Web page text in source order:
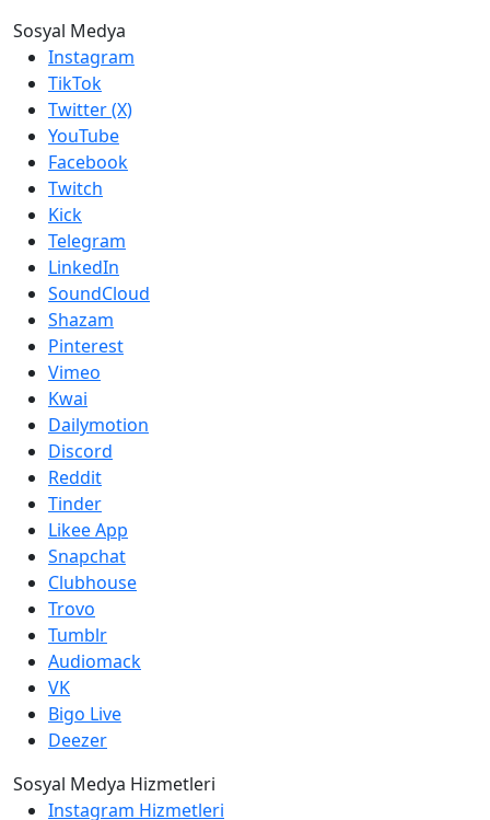
Sosyal Medya
Instagram
TikTok
Twitter (X)
YouTube
Facebook
Twitch
Kick
Telegram
LinkedIn
SoundCloud
Shazam
Pinterest
Vimeo
Kwai
Dailymotion
Discord
Reddit
Tinder
Likee App
Snapchat
Clubhouse
Trovo
Tumblr
Audiomack
VK
Bigo Live
Deezer
Sosyal Medya Hizmetleri
Instagram Hizmetleri